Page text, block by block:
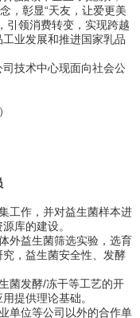
，彰显“天友，让爱更美
引领消费转变，实现跨越
业发展和推进国家乳品
技术中心现面向社会公
工作，并对益生菌样本进
库的建设。
外益生菌筛选实验，选育
，益生菌安全性、发酵
菌发酵/冻干等工艺的开
提供理论基础。
单位等公司以外的合作单